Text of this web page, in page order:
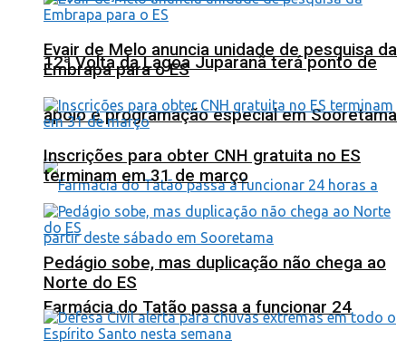
12ª Volta da Lagoa Juparanã terá ponto de
apoio e programação especial em Sooretama
Farmácia do Tatão passa a funcionar 24
Evair de Melo anuncia unidade de pesquisa da
Embrapa para o ES
Inscrições para obter CNH gratuita no ES
terminam em 31 de março
Pedágio sobe, mas duplicação não chega ao
Norte do ES